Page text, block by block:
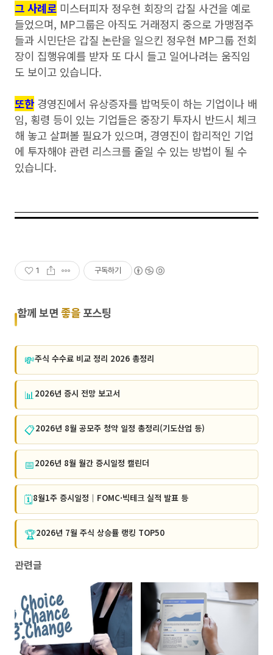
그 사례로 미스터피자 정우현 회장의 갑질 사건을 예로
들었으며, MP그룹은 아직도 거래정지 중으로 가맹점주
들과 시민단은 갑질 논란을 일으킨 정우현 MP그룹 전회
장이 집행유예를 받자 또 다시 들고 일어나려는 움직임
도 보이고 있습니다.
또한 경영진에서 유상증자를 밥먹듯이 하는 기업이나 배
임, 횡령 등이 있는 기업들은 중장기 투자시 반드시 체크
해 놓고 살펴볼 필요가 있으며, 경영진이 합리적인 기업
에 투자해야 관련 리스크를 줄일 수 있는 방법이 될 수
있습니다.
1 구독하기
함께 보면 좋을포스팅
💸주식 수수료 비교 정리 2026 총정리
📊 2026년 증시 전망 보고서
📋2026년 8월 공모주 청약 일정 총정리(기도산업 등)
📅2026년 8월 월간 증시일정 캘린더
🗓️8월1주 증시일정｜FOMC·빅테크 실적 발표 등
🏆2026년 7월 주식 상승률 랭킹 TOP50
관련글